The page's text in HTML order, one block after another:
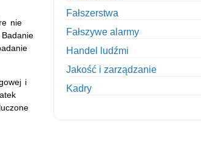
nie
i
Fałszerstwa
Fałszywe alarmy
Handel ludźmi
Jakość i zarządzanie
Kadry